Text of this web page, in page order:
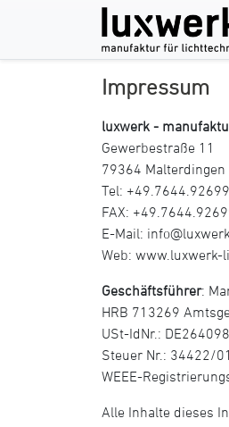
Impressum
luxwerk -
Gewerbestraße 11
79364 Malterdingen
Tel:
FAX:
E-Mail:
Web:
Geschäftsführer:
HRB 713269
USt-IdNr.:
Steuer Nr.: 34422/
WEEE-
Alle Inhalte dieses